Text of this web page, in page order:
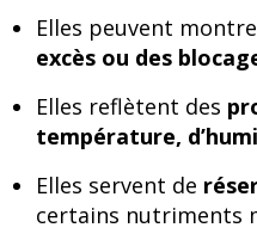
Elles peuvent
excès ou des
Elles reflètent des
température,
Elles servent de
certains nutriments